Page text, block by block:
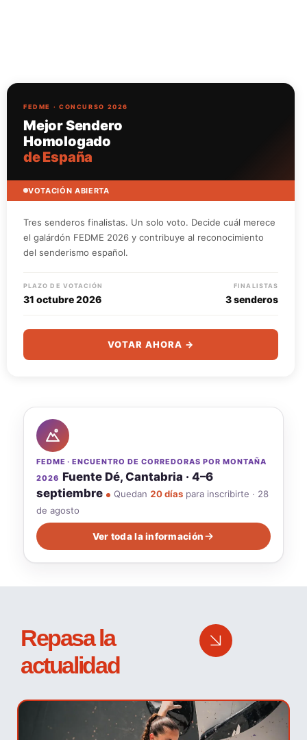
FEDME · CONCURSO 2026
Mejor Sendero
Homologado
de España
VOTACIÓN ABIERTA
Tres senderos finalistas. Un solo voto. Decide cuál merece
el galárdón FEDME 2026 y contribuye al reconocimiento
del senderismo español.
PLAZO DE VOTACIÓN
31 octubre 2026
FINALISTAS
3 senderos
VOTAR AHORA →
FEDME · ENCUENTRO DE CORREDORAS POR MONTAÑA
2026 Fuente Dé, Cantabria · 4–6
septiembre
Quedan 20 días para inscribirte · 28
de agosto
Ver toda la información
Repasa la
actualidad